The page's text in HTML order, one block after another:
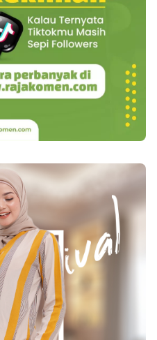
dan belum
berwarna
yang memiliki kulit
berwarna
payudara yang
berikut ini :
seperti brokoli,
kacangan.
gunakan bra yang
tidak terlalu longgar.
dari bentuk payudara
payudara.
lebih 15 menit.
payudara dengan
yang sudah
kemudian usaplah